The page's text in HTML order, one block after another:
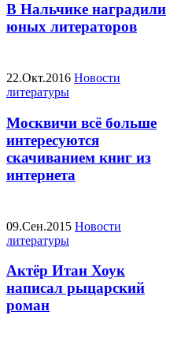
В Нальчике наградили
юных литераторов
22.Окт.2016 Новости
литературы
Москвичи всё больше
интересуются
скачиванием книг из
интернета
09.Сен.2015 Новости
литературы
Актёр Итан Хоук
написал рыцарский
роман